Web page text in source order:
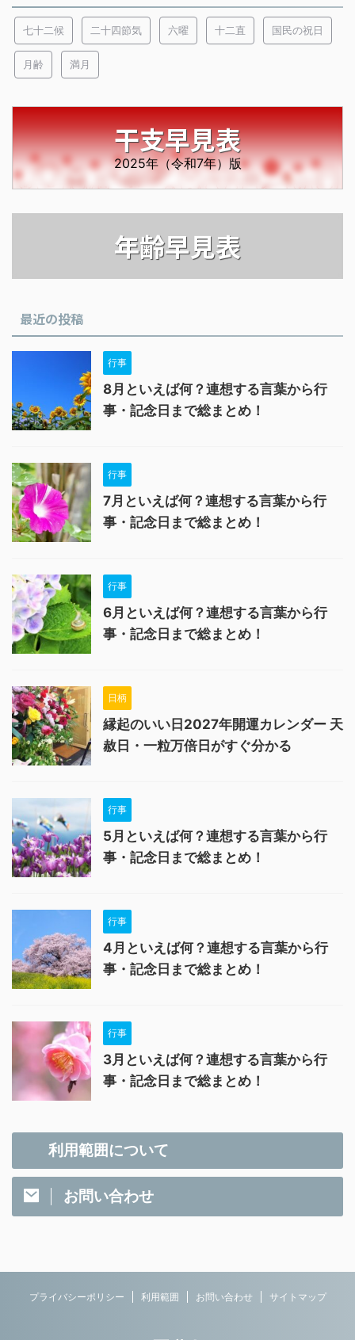
七十二候 二十四節気 六曜 十二直 国民の祝日
月齢 満月
干支早見表
2025年（令和7年）版
年齢早見表
最近の投稿
行事
8月といえば何？連想する言葉から行
事・記念日まで総まとめ！
行事
7月といえば何？連想する言葉から行
事・記念日まで総まとめ！
行事
6月といえば何？連想する言葉から行
事・記念日まで総まとめ！
日柄
縁起のいい日2027年開運カレンダー 天
赦日・一粒万倍日がすぐ分かる
行事
5月といえば何？連想する言葉から行
事・記念日まで総まとめ！
行事
4月といえば何？連想する言葉から行
事・記念日まで総まとめ！
行事
3月といえば何？連想する言葉から行
事・記念日まで総まとめ！
利用範囲について
お問い合わせ
プライバシーポリシー 利用範囲 お問い合わせ サイトマップ